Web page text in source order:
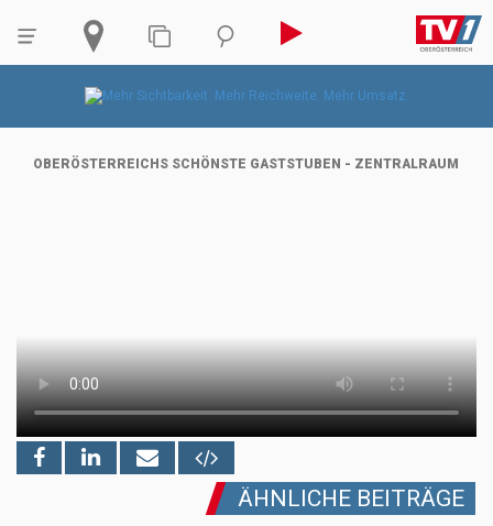
OBERÖSTERREICHS SCHÖNSTE GASTSTUBEN - ZENTRALRAUM
ÄHNLICHE BEITRÄGE